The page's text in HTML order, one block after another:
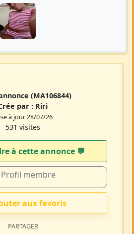
(MA106844)
par : Riri
à jour 28/07/26
531 visites
à cette annonce 💬​
Profil membre
aux favoris
PARTAGER